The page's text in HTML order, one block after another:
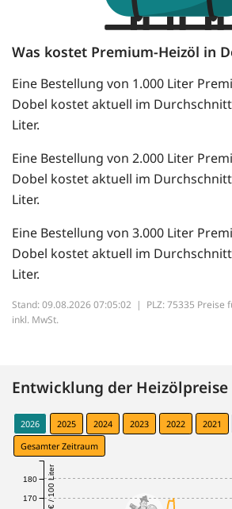
Was kostet Premium-Heizöl in
Eine Bestellung von 1.000 Liter
Dobel kostet aktuell im
Liter.
Eine Bestellung von 2.000 Liter
Dobel kostet aktuell im
Liter.
Eine Bestellung von 3.000 Liter
Dobel kostet aktuell im
Liter.
Stand: 09.08.2026 07:05:02 | PLZ: 75335 Preise
inkl. MwSt.
Entwicklung der Heizölpreise
2026 2025 2024 2023 2022 2021
Gesamter Zeitraum
€ / 100 Liter
170
180